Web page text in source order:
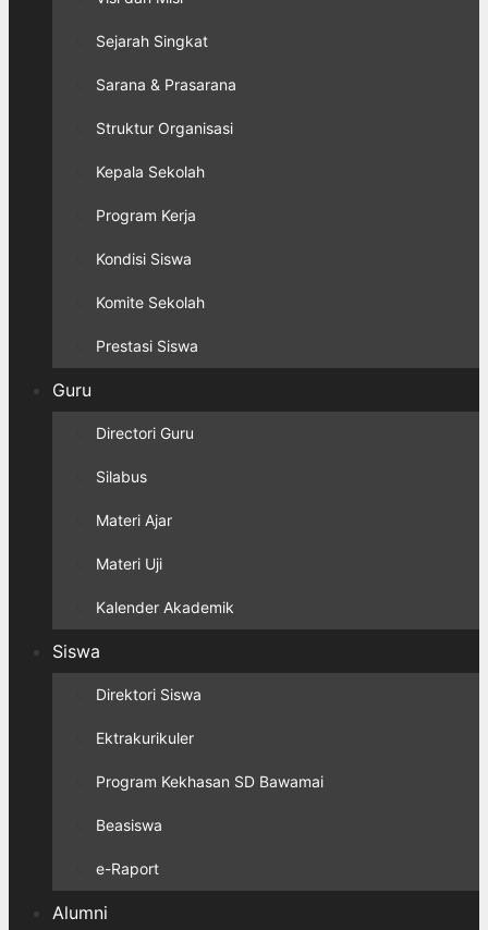
Sejarah Singkat
Sarana & Prasarana
Struktur Organisasi
Kepala Sekolah
Program Kerja
Kondisi Siswa
Komite Sekolah
Prestasi Siswa
Guru
Directori Guru
Silabus
Materi Ajar
Materi Uji
Kalender Akademik
Siswa
Direktori Siswa
Ektrakurikuler
Program Kekhasan SD Bawamai
Beasiswa
e-Raport
Alumni